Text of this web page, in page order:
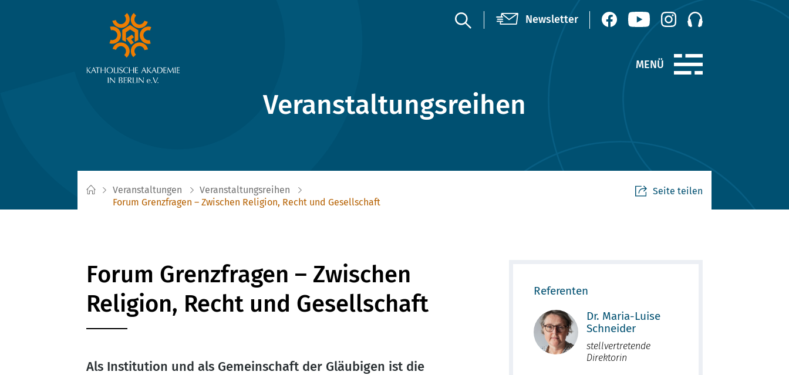
Veranstaltungsreihen
Veranstaltungen
Veranstaltungsreihen
Forum Grenzfragen – Zwischen Religion, Recht und Gesellschaft
Seite teilen
Forum Grenzfragen – Zwischen
Religion, Recht und Gesellschaft
Als Institution und als Gemeinschaft der Gläubigen ist die
Referenten
Dr. Maria-Luise
Schneider
stellvertretende
Direktorin